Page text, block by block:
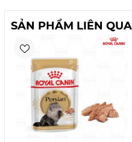
SẢN PHẨM LIÊN